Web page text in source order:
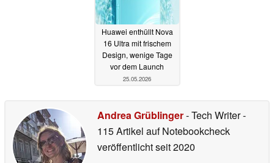
Huawei enthüllt Nova
16 Ultra mit frischem
Design, wenige Tage
vor dem Launch
25.05.2026
Andrea Grüblinger- Tech Writer-
115 Artikel auf Notebookcheck
veröffentlichtseit 2020